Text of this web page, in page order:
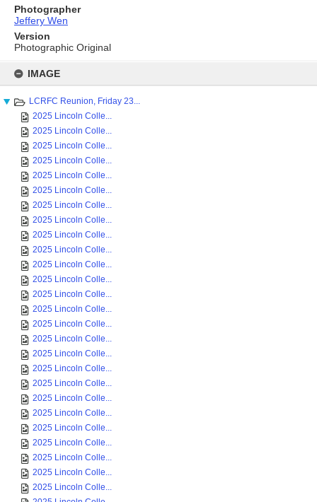
content
IMAGE
LCRFC Reunion, Friday 23...
2025 Lincoln Colle...
2025 Lincoln Colle...
2025 Lincoln Colle...
2025 Lincoln Colle...
2025 Lincoln Colle...
2025 Lincoln Colle...
2025 Lincoln Colle...
2025 Lincoln Colle...
2025 Lincoln Colle...
2025 Lincoln Colle...
2025 Lincoln Colle...
2025 Lincoln Colle...
2025 Lincoln Colle...
2025 Lincoln Colle...
2025 Lincoln Colle...
2025 Lincoln Colle...
2025 Lincoln Colle...
2025 Lincoln Colle...
2025 Lincoln Colle...
2025 Lincoln Colle...
2025 Lincoln Colle...
2025 Lincoln Colle...
2025 Lincoln Colle...
2025 Lincoln Colle...
2025 Lincoln Colle...
2025 Lincoln Colle...
Photographer
Jeffery Wen
Version
Photographic Original